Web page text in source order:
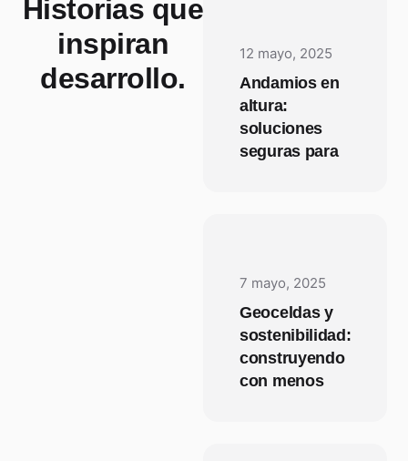
Historias que
inspiran
desarrollo.
12 mayo, 2025
Andamios en
altura:
soluciones
seguras para
7 mayo, 2025
Geoceldas y
sostenibilidad:
construyendo
con menos